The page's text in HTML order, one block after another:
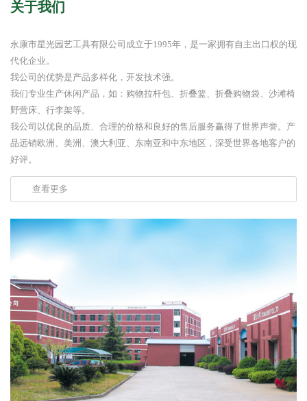
关于我们
永康市星光园艺工具有限公司成立于1995年，是一家拥有自主出口权的现
代化企业。
我公司的优势是产品多样化，开发技术强。
我们专业生产休闲产品，如：购物拉杆包、折叠篮、折叠购物袋、沙滩椅
野营床、行李架等。
我公司以优良的品质、合理的价格和良好的售后服务赢得了世界声誉。产
品远销欧洲、美洲、澳大利亚、东南亚和中东地区，深受世界各地客户的
好评。
查看更多